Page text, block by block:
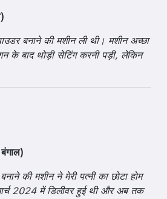
बनाने की मशीन ली थी। मशीन अच्छा
के बाद थोड़ी सेटिंग करनी पड़ी, लेकिन
की मशीन ने मेरी पत्नी का छोटा होम
2024 में डिलीवर हुई थी और अब तक